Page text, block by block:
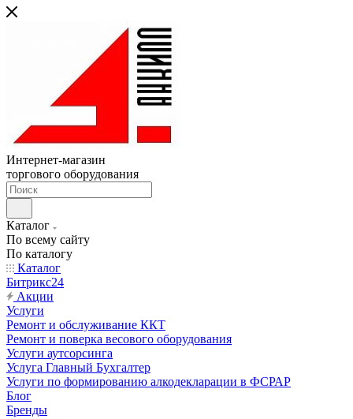
Интернет-магазин
торгового оборудования
Каталог
По всему сайту
По каталогу
Каталог
Битрикс24
Акции
Услуги
Ремонт и обслуживание ККТ
Ремонт и поверка весового оборудования
Услуги аутсорсинга
Услуга Главный Бухгалтер
Услуги по формированию алкодекларации в ФСРАР
Блог
Бренды